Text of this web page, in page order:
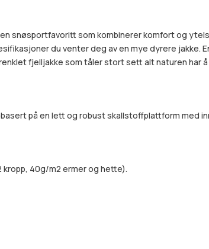
snøsportfavoritt som kombinerer komfort og
du venter deg av en mye dyrere jakke.
fjelljakke som tåler stort sett alt naturen har
på en lett og robust skallstoffplattform med
40g/m2 ermer og hette).